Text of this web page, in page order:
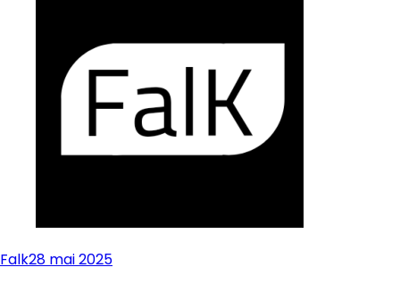
Falk28 mai 2025